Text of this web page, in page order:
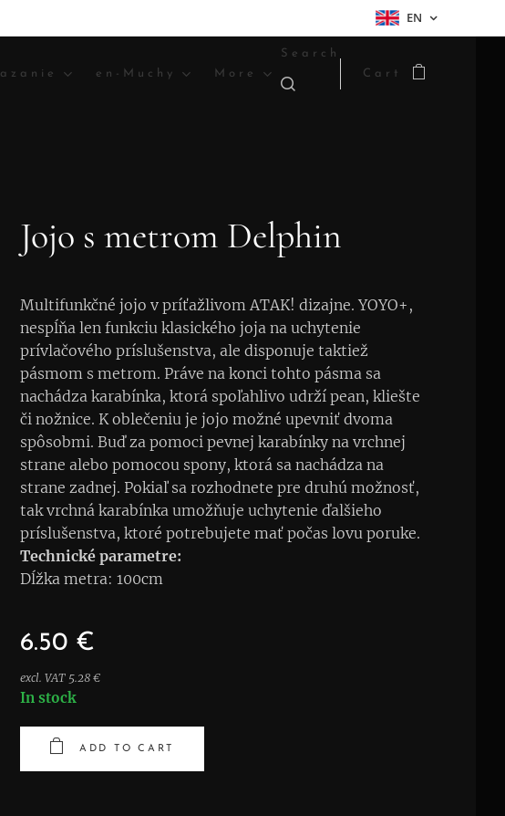
EN
en-Muchy More
Search
Cart
Jojo s metrom Delphin
Multifunkčné jojo v príťažlivom ATAK! dizajne. YOYO+,
nespĺňa len funkciu klasického joja na uchytenie
prívlačového príslušenstva, ale disponuje taktiež
pásmom s metrom. Práve na konci tohto pásma sa
nachádza karabínka, ktorá spoľahlivo udrží pean, kliešte
či nožnice. K oblečeniu je jojo možné upevniť dvoma
spôsobmi. Buď za pomoci pevnej karabínky na vrchnej
strane alebo pomocou spony, ktorá sa nachádza na
strane zadnej. Pokiaľ sa rozhodnete pre druhú možnosť,
tak vrchná karabínka umožňuje uchytenie ďalšieho
príslušenstva, ktoré potrebujete mať počas lovu poruke.
Technické parametre:
Dĺžka metra: 100cm
6.50 €
excl. VAT 5.28 €
In stock
ADD TO CART